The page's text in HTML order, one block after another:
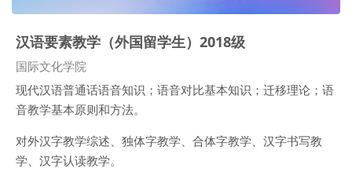
汉语要素教学（外国留学生）2018级
课程类别
国际文化学院
现代汉语普通话语音知识；语音对比基本知识；迁移理论；语
音教学基本原则和方法。
对外汉字教学综述、独体字教学、合体字教学、汉字书写教
学、汉字认读教学。